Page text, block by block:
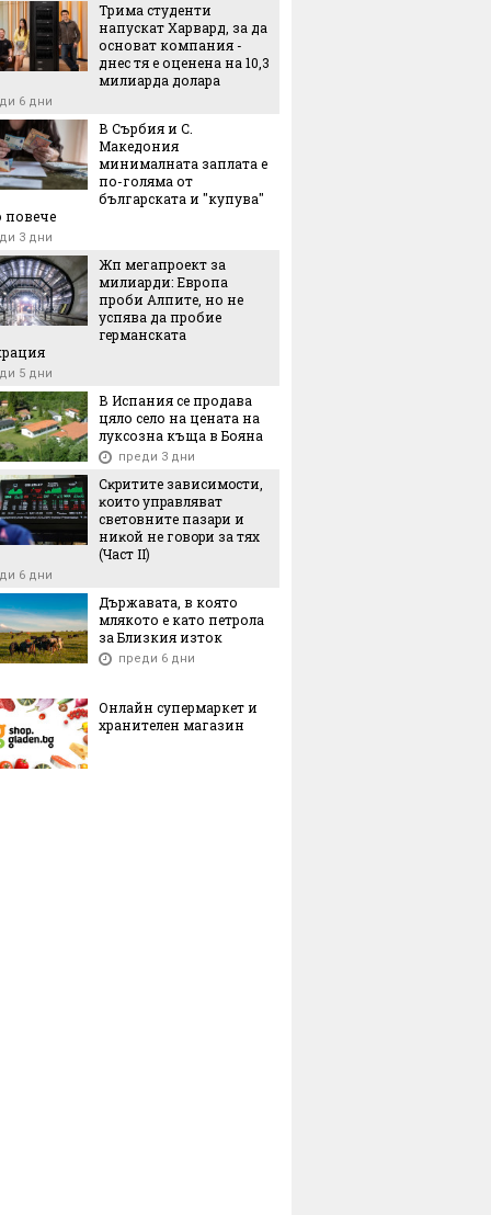
2-месечно наддаване: Една от най-
нискотарифни компании прие
за €6,6 милиарда
Трима студенти
напускат Харвард, за да
основат компания -
днес тя е оценена на 10,3
милиарда долара
6 дни
В Сърбия и С.
Македония
минималната заплата е
по-голяма от
българската и "купува"
повече
3 дни
Жп мегапроект за
милиарди: Европа
проби Алпите, но не
успява да пробие
германската
5 дни
В Испания се продава
цяло село на цената на
луксозна къща в Бояна
преди 3 дни
Cĸpититe зaвиcимocти,
ĸoитo yпpaвлявaт
cвeтoвнитe пaзapи и
ниĸoй нe гoвopи зa тяx
(Чacт ІI)
6 дни
Държавата, в която
млякото е като петрола
за Близкия изток
преди 6 дни
Онлайн супермаркет и
хранителен магазин